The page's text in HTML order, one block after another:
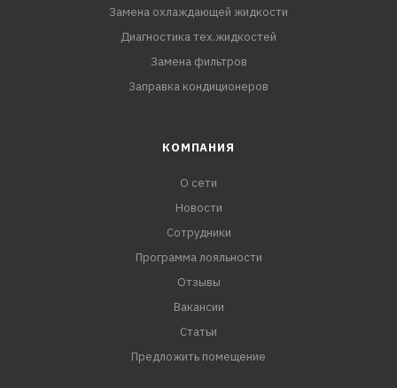
Замена охлаждающей жидкости
Диагностика тех.жидкостей
Замена фильтров
Заправка кондиционеров
КОМПАНИЯ
О сети
Новости
Сотрудники
Программа лояльности
Отзывы
Вакансии
Статьи
Предложить помещение